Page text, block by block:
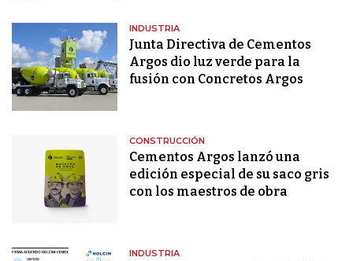
INDUSTRIA
Junta Directiva de Cementos
Argos dio luz verde para la
fusión con Concretos Argos
CONSTRUCCIÓN
Cementos Argos lanzó una
edición especial de su saco gris
con los maestros de obra
INDUSTRIA